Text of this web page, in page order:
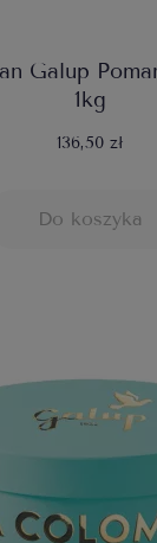
Galup
1kg
136,50 zł
Do koszyka